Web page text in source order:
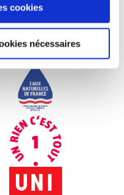
cookies
nécessaires